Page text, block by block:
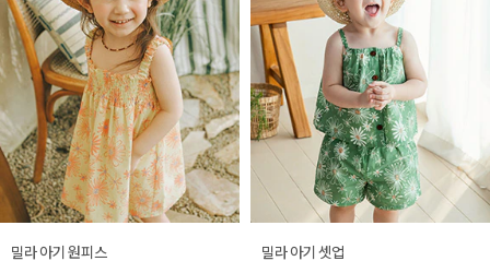
밀라 아기 원피스 밀라 아기 셋업